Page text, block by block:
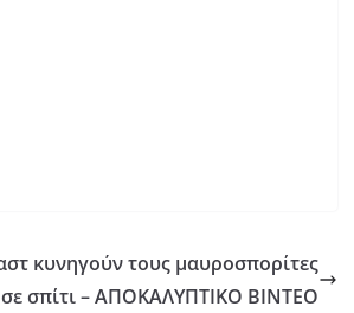
κυνηγούν τους μαυροσπορίτες
σπίτι – ΑΠΟΚΑΛΥΠΤΙΚΟ ΒΙΝΤΕΟ